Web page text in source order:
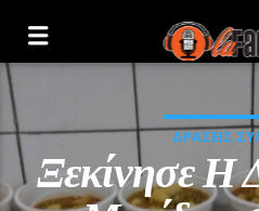
ΔΡΑΣΕΙΣ
Ξεκίνησε Η